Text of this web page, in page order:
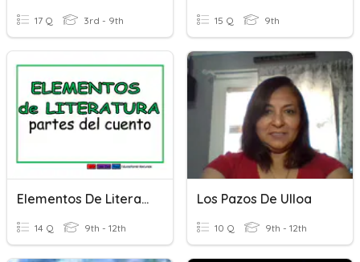
17 Q 3rd - 9th 15 Q 9th
Elementos De Literatura: Cuento
14 Q 9th - 12th
Los Pazos De Ulloa
10 Q 9th - 12th